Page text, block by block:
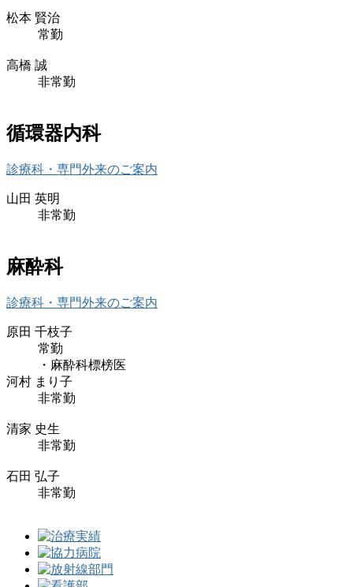
松本 賢治
常勤
高橋 誠
非常勤
循環器内科
診療科・専門外来のご案内
山田 英明
非常勤
麻酔科
診療科・専門外来のご案内
原田 千枝子
常勤
・麻酔科標榜医
河村 まり子
非常勤
清家 史生
非常勤
石田 弘子
非常勤